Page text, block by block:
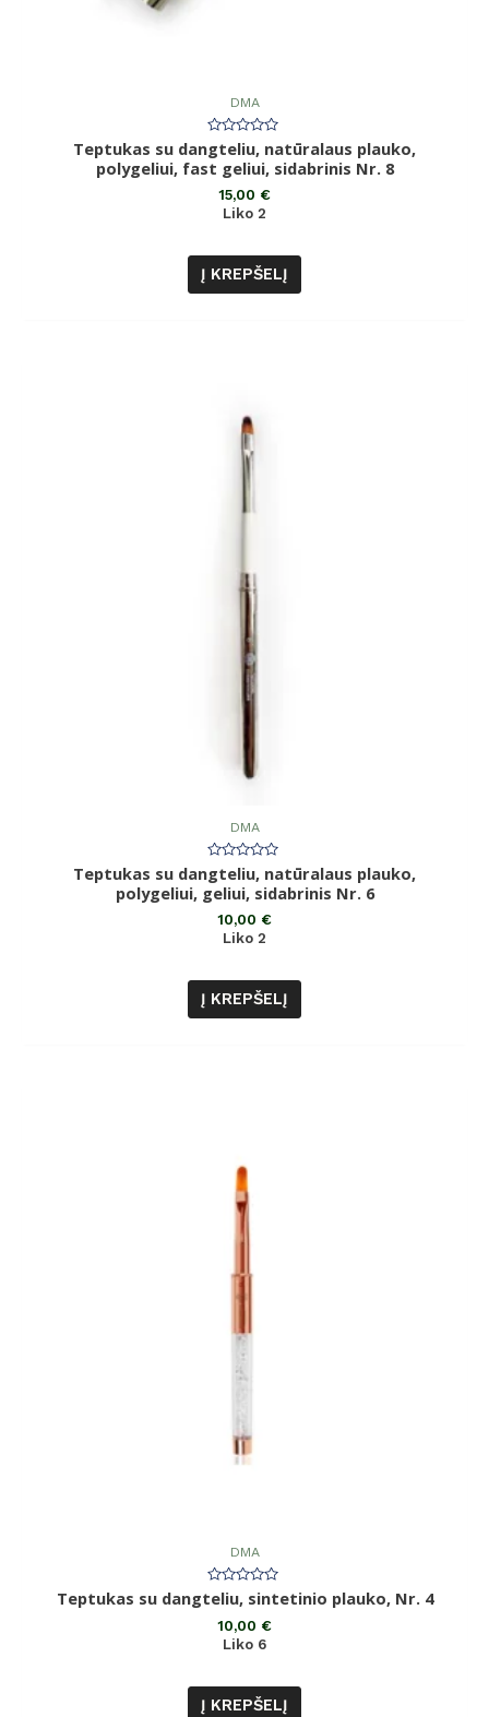
DMA
Įvertinimas:
0
iš
Teptukas su dangteliu, natūralaus plauko,
polygeliui, fast geliui, sidabrinis Nr. 8
15,00 €
Liko 2
Į KREPŠELĮ
DMA
Įvertinimas:
0
iš
Teptukas su dangteliu, natūralaus plauko,
polygeliui, geliui, sidabrinis Nr. 6
10,00 €
Liko 2
Į KREPŠELĮ
DMA
Įvertinimas:
0
iš
Teptukas su dangteliu, sintetinio plauko, Nr. 4
10,00 €
Liko 6
Į KREPŠELĮ